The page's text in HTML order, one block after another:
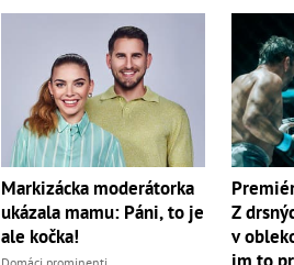
Markizácka moderátorka
ukázala mamu: Páni, to je
ale kočka!
Z
v